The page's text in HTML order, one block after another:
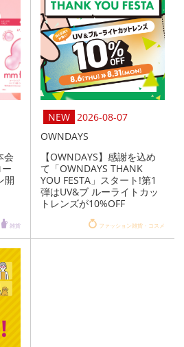
会
開
雑貨
2026-08-07
OWNDAYS
【OWNDAYS】感謝を込め
て「OWNDAYS THANK
YOU FESTA」スタート!第1
弾はUV&ブ ルーライトカッ
トレンズが10%OFF
ファッション雑貨・コスメ